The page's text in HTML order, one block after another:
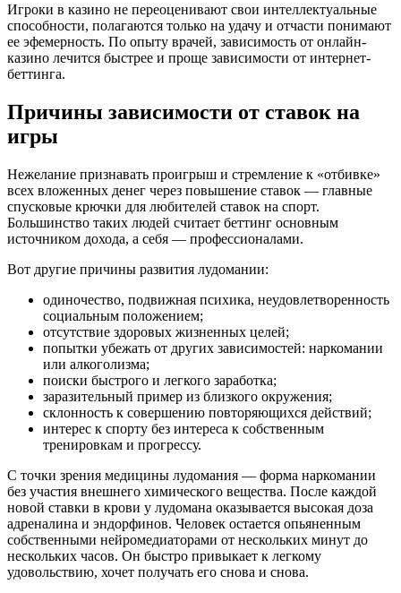
Игроки в казино не переоценивают свои интеллектуальные
способности, полагаются только на удачу и отчасти понимают
ее эфемерность. По опыту врачей, зависимость от онлайн-
казино лечится быстрее и проще зависимости от интернет-
беттинга.
Причины зависимости от ставок на
игры
Нежелание признавать проигрыш и стремление к «отбивке»
всех вложенных денег через повышение ставок — главные
спусковые крючки для любителей ставок на спорт.
Большинство таких людей считает беттинг основным
источником дохода, а себя — профессионалами.
Вот другие причины развития лудомании:
одиночество, подвижная психика, неудовлетворенность
социальным положением;
отсутствие здоровых жизненных целей;
попытки убежать от других зависимостей: наркомании
или алкоголизма;
поиски быстрого и легкого заработка;
заразительный пример из близкого окружения;
склонность к совершению повторяющихся действий;
интерес к спорту без интереса к собственным
тренировкам и прогрессу.
С точки зрения медицины лудомания — форма наркомании
без участия внешнего химического вещества. После каждой
новой ставки в крови у лудомана оказывается высокая доза
адреналина и эндорфинов. Человек остается опьяненным
собственными нейромедиаторами от нескольких минут до
нескольких часов. Он быстро привыкает к легкому
удовольствию, хочет получать его снова и снова.